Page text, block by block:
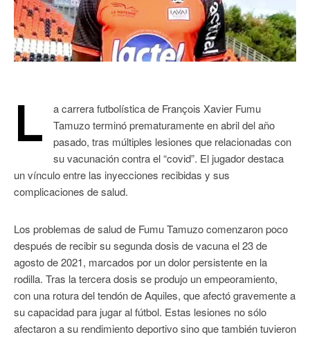
L
a carrera futbolística de François Xavier Fumu
Tamuzo terminó prematuramente en abril del año
pasado, tras múltiples lesiones que relacionadas con
su vacunación contra el “covid”. El jugador destaca
un vínculo entre las inyecciones recibidas y sus
complicaciones de salud.
Los problemas de salud de Fumu Tamuzo comenzaron poco
después de recibir su segunda dosis de vacuna el 23 de
agosto de 2021, marcados por un dolor persistente en la
rodilla. Tras la tercera dosis se produjo un empeoramiento,
con una rotura del tendón de Aquiles, que afectó gravemente a
su capacidad para jugar al fútbol. Estas lesiones no sólo
afectaron a su rendimiento deportivo sino que también tuvieron